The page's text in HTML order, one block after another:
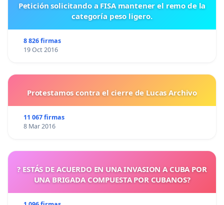
Petición solicitando a FISA mantener el remo de la
categoría peso ligero.
8 826 firmas
19 Oct 2016
Protestamos contra el cierre de Lucas Archivo
11 067 firmas
8 Mar 2016
? ESTÁS DE ACUERDO EN UNA INVASION A CUBA POR
UNA BRIGADA COMPUESTA POR CUBANOS?